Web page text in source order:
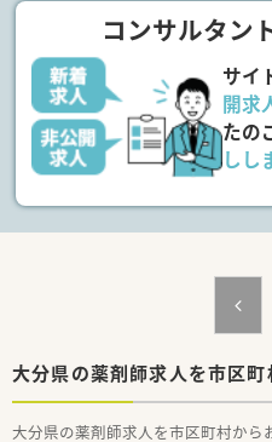
■会社負担でeラーニング
います。
■引越し手当、住宅手当も
コンサルタン
サイ
開求
たの
しし
大分県の薬剤師求人を市区町
大分県の薬剤師求人を市区町村から